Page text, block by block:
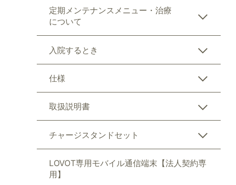
定期メンテナンスメニュー・治療
について
入院するとき
仕様
取扱説明書
チャージスタンドセット
LOVOT専用モバイル通信端末【法人契約専
用】